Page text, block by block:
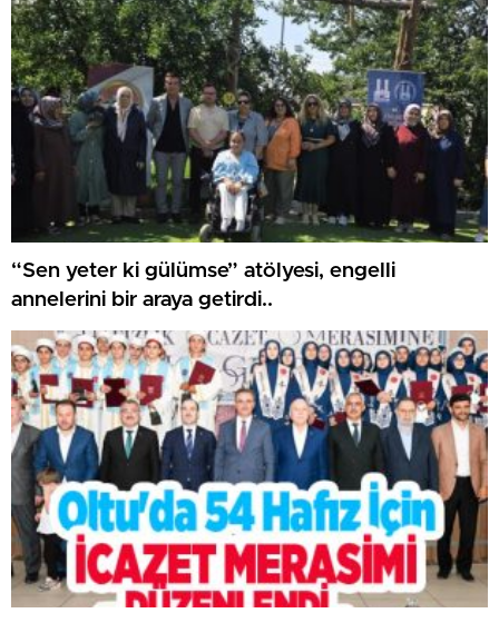
“Sen yeter ki gülümse” atölyesi, engelli
annelerini bir araya getirdi..